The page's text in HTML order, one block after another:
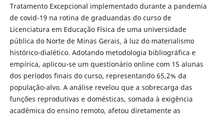
Tratamento Excepcional implementado durante a pandemia
de covid-19 na rotina de graduandas do curso de
Licenciatura em Educação Física de uma universidade
pública do Norte de Minas Gerais, à luz do materialismo
histórico-dialético. Adotando metodologia bibliográfica e
empírica, aplicou-se um questionário online com 15 alunas
dos períodos finais do curso, representando 65,2% da
população-alvo. A análise revelou que a sobrecarga das
funções reprodutivas e domésticas, somada à exigência
acadêmica do ensino remoto, afetou diretamente as